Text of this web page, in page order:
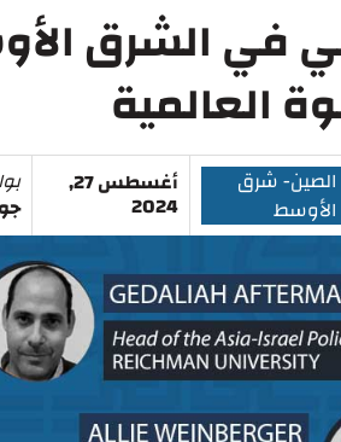
في الشرق
العالمية
الصين- شرق
الأوسط
أغسطس 27,
2024